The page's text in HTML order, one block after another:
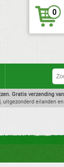
0
Gratis verzending
uitgezonderd eilanden